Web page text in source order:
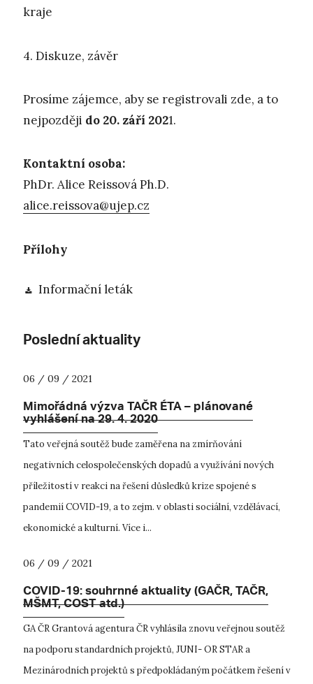
kraje
4. Diskuze, závěr
Prosíme zájemce, aby se registrovali zde, a to
nejpozději do 20. září 2021.
Kontaktní osoba:
PhDr. Alice Reissová Ph.D.
alice.reissova@ujep.cz
Přílohy
Informační leták
Poslední aktuality
06 / 09 / 2021
Mimořádná výzva TAČR ÉTA – plánované
vyhlášení na 29. 4. 2020
Tato veřejná soutěž bude zaměřena na zmírňování
negativních celospolečenských dopadů a využívání nových
příležitostí v reakci na řešení důsledků krize spojené s
pandemií COVID-19, a to zejm. v oblasti sociální, vzdělávací,
ekonomické a kulturní. Více i...
06 / 09 / 2021
COVID-19: souhrnné aktuality (GAČR, TAČR,
MŠMT, COST atd.)
GA ČR Grantová agentura ČR vyhlásila znovu veřejnou soutěž
na podporu standardních projektů, JUNI- OR STAR a
Mezinárodních projektů s předpokládaným počátkem řešení v